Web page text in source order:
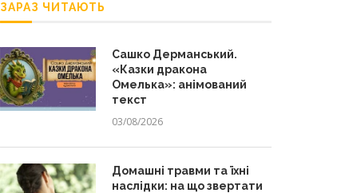
ЗАРАЗ ЧИТАЮТЬ
Сашко Дерманський.
«Казки дракона
Омелька»: анімований
текст
03/08/2026
Домашні травми та їхні
наслідки: на що звертати